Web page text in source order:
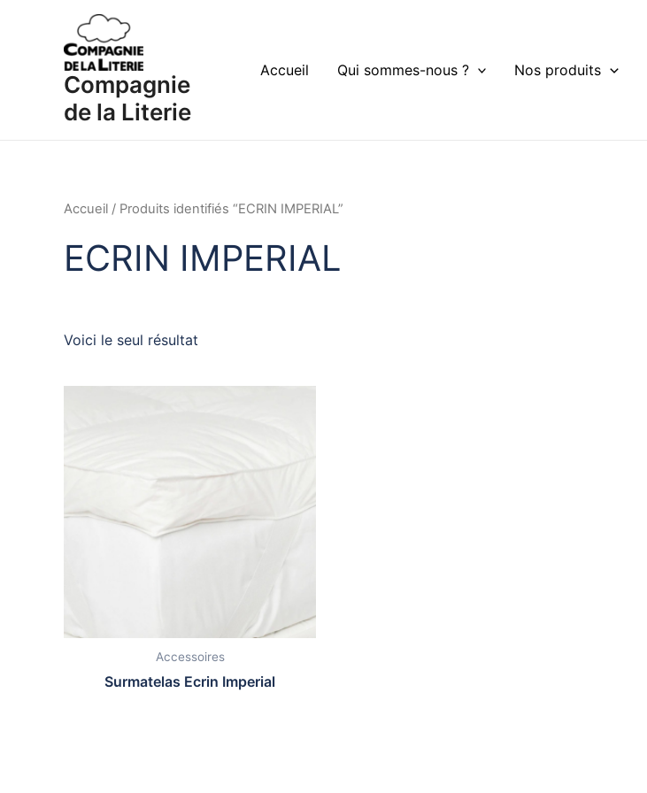
Compagnie
de la Literie
Accueil Qui sommes-nous ? Nos produits
Accueil / Produits identifiés “ECRIN IMPERIAL”
ECRIN IMPERIAL
Voici le seul résultat
Accessoires
Surmatelas Ecrin Imperial